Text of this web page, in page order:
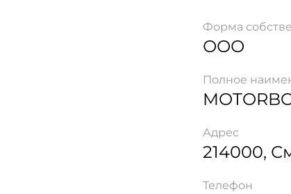
Форма
ООО
Полное
Адрес
214000,
Телефон